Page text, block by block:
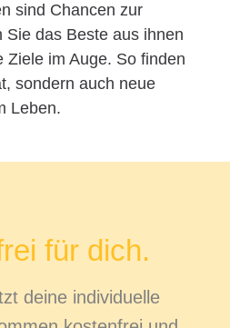
sind Chancen zur
Sie das Beste aus ihnen
Ziele im Auge. So finden
sondern auch neue
Leben.
für dich.
deine individuelle